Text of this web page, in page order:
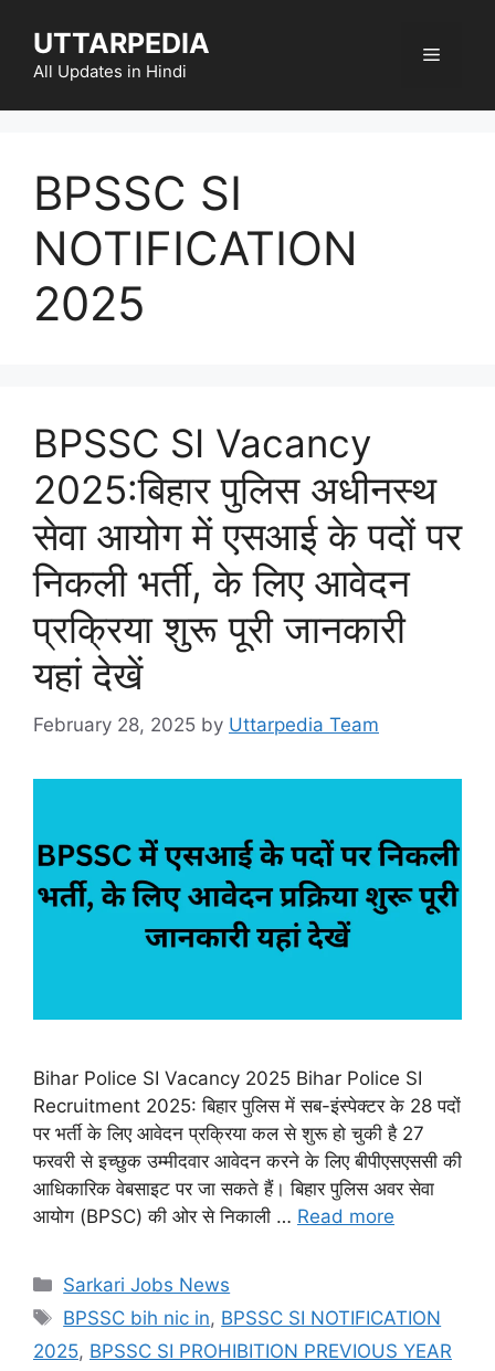
content
UTTARPEDIA
All Updates in Hindi
Menu
BPSSC SI
NOTIFICATION
2025
BPSSC SI Vacancy
2025:बिहार पुलिस अधीनस्थ
सेवा आयोग में एसआई के पदों पर
निकली भर्ती, के लिए आवेदन
प्रक्रिया शुरू पूरी जानकारी
यहां देखें
February 28, 2025 by Uttarpedia Team
Bihar Police SI Vacancy 2025 Bihar Police SI
Recruitment 2025: बिहार पुलिस में सब-इंस्पेक्टर के 28 पदों
पर भर्ती के लिए आवेदन प्रक्रिया कल से शुरू हो चुकी है 27
फरवरी से इच्छुक उम्मीदवार आवेदन करने के लिए बीपीएसएससी की
आधिकारिक वेबसाइट पर जा सकते हैं। बिहार पुलिस अवर सेवा
आयोग (BPSC) की ओर से निकाली … Read more
Categories
Sarkari Jobs News
Tags
BPSSC bih nic in, BPSSC SI NOTIFICATION
2025, BPSSC SI PROHIBITION PREVIOUS YEAR